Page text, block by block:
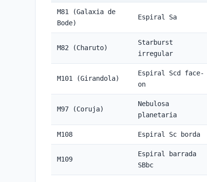
M81 (Galaxia de
Bode)
Espiral Sa
M82 (Charuto)
Starburst
irregular
M101 (Girandola)
Espiral Scd face-
on
M97 (Coruja)
Nebulosa
planetaria
M108 Espiral Sc borda
M109
Espiral barrada
SBbc